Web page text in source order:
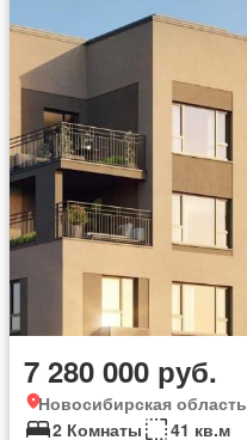
7 280 000 руб.
Новосибирская область
2 Комнаты
41 кв.м